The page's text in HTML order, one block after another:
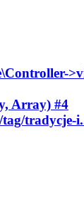
Array) #4